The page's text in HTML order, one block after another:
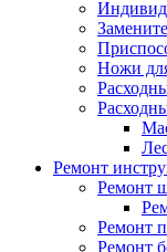
Ножи
Ремонт
Ремонт
Ремонт
Ремонт